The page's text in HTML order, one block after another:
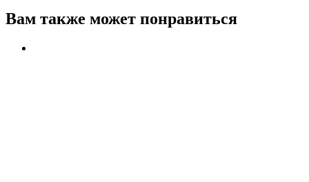
Вам также может понравиться